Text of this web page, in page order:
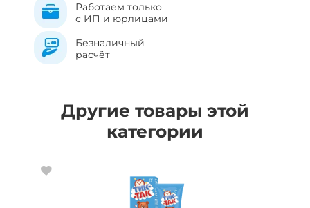
Работаем только
с ИП и юрлицами
Безналичный
расчёт
Другие товары этой
категории